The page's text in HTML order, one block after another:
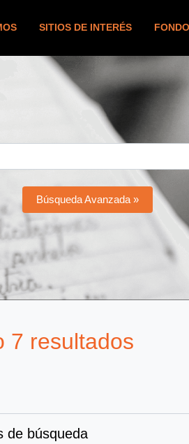
SITIOS DE INTERÉS
Búsqueda Avanzada »
7 resultados
de búsqueda